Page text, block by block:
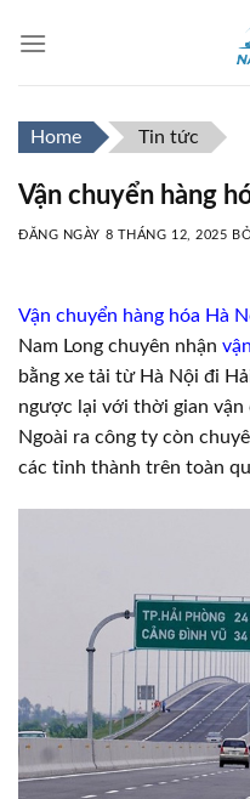
Home Tin tức
Vận chuyển hàng
ĐĂNG NGÀY 8 THÁNG 12, 2025
Vận chuyển hàng hóa Hà
Nam Long chuyên nhận
bằng xe tải từ Hà Nội đi
ngược lại với thời gian vận
Ngoài ra công ty còn
các tỉnh thành trên toàn